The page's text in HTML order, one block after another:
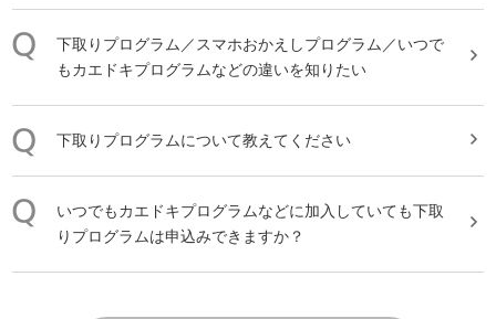
下取り プログラム ／スマホおかえしプログラム／いつで
もカエドキプログラムなどの違いを知りたい
下取り プログラムについて教えてください
いつでもカエドキプログラムなどに加入していても下取
り プログラムは申込みできますか？